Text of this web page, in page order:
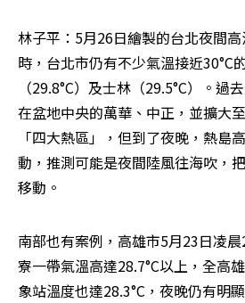
林子平：5月26日繪製的台北夜間
時，台北市仍有不少氣溫接近30°C
（29.8°C）及士林（29.5°C）。過
在盆地中央的萬華、中正，並擴大
「四大熱區」，但到了夜晚，熱島
動，推測可能是夜間陸風往海吹，
移動。
南部也有案例，高雄市5月23日凌
寮一帶氣溫高達28.7°C以上，全高
象站溫度也達28.3°C，夜晚仍有明